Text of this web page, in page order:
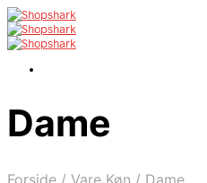
Dame
Forside / Vare Køn / Dame